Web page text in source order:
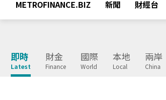
METROFINANCE.BIZ 新聞 財經台
即時
Latest
財金
Finance
國際
World
本地
Local
兩岸
China